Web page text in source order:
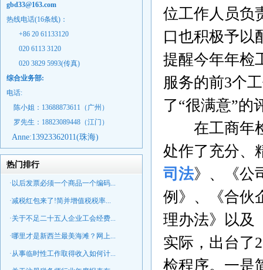
gbd33@163.com
热线电话(16条线)：
+86 20 61133120
020 6113 3120
020 3829 5993(传真)
综合业务部:
电话:
陈小姐：13688873611（广州）
罗先生：18823089448 （江门）
Anne:13923362011(珠海)
热门排行
·以后发票必须一个商品一个编码...
·减税红包来了!简并增值税税率...
·关于不足二十五人企业工会经费...
·哪里才是新西兰最美海滩？网上...
·从事临时性工作取得收入如何计...
位工作人员负
口也积极予以
提醒今年年检
服务的前3个
了“很满意”的
在工商年
处作了充分、
司法》、《公
例》、《合伙
理办法》以及
实际，出台了
检程序。一是